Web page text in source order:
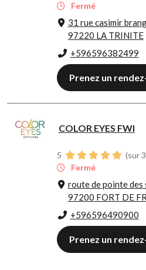
Fermé
31 rue casimir
97220 LA TRINITE
+596596382499
Prenez un
COLOR EYES FWI
5
(sur
Fermé
route de pointe des
97200 FORT DE
+596596490900
Prenez un